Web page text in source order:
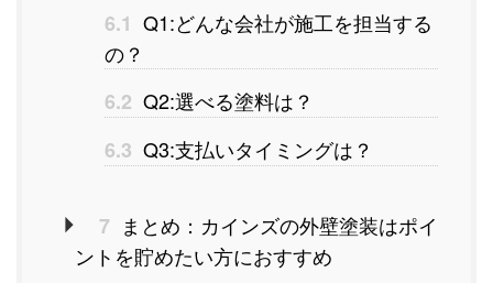
6.1 Q1:どんな会社が施工を担当する
の？
6.2 Q2:選べる塗料は？
6.3 Q3:支払いタイミングは？
7 まとめ：カインズの外壁塗装はポイ
ントを貯めたい方におすすめ